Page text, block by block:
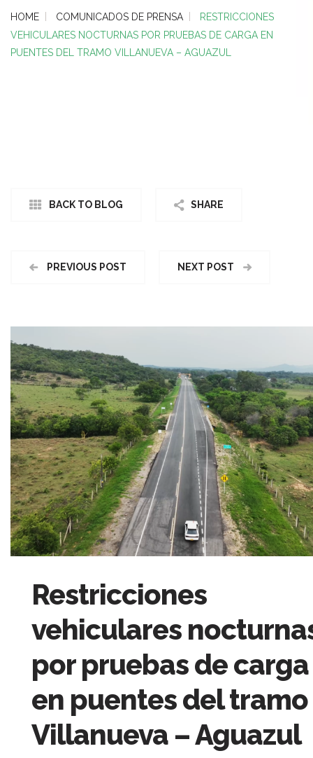
HOME COMUNICADOS DE PRENSA
RESTRICCIONES
VEHICULARES NOCTURNAS POR PRUEBAS DE CARGA EN
PUENTES DEL TRAMO VILLANUEVA – AGUAZUL
BACK TO BLOG SHARE
PREVIOUS POST NEXT POST
Restricciones
vehiculares
por pruebas de carga
en puentes del tramo
Villanueva – Aguazul